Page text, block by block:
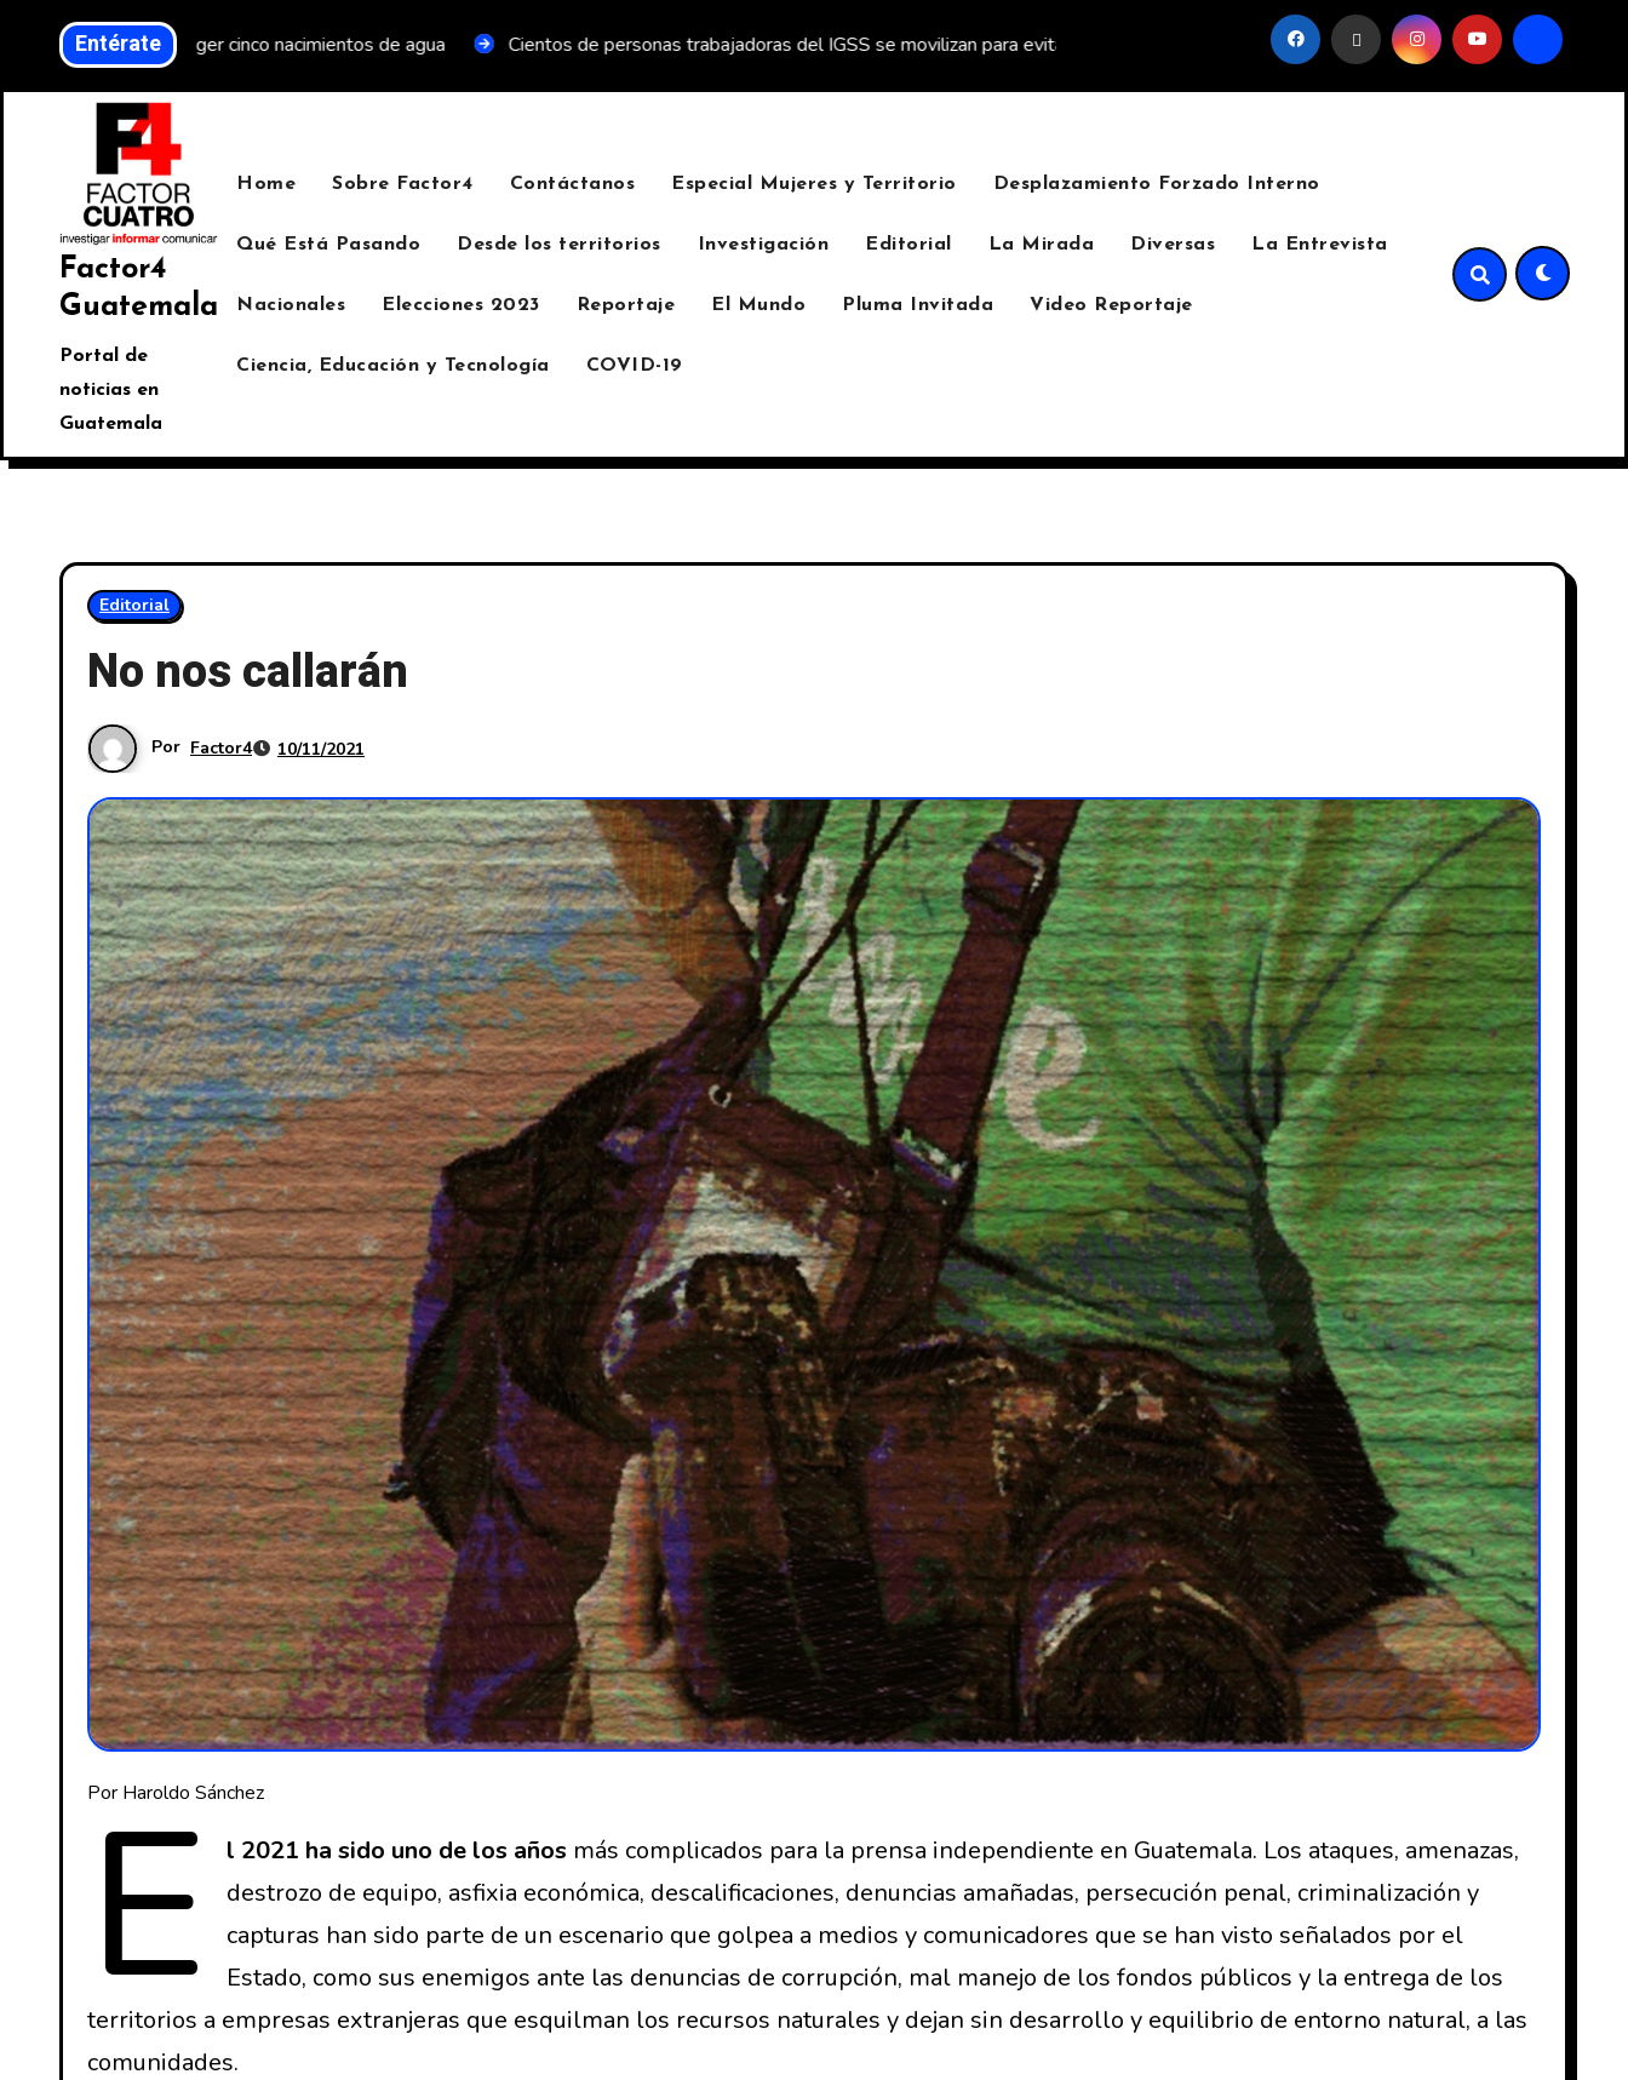
Entérate
cinco nacimientos de agua Cientos de personas trabajadoras del IGSS se movilizan para evitar descuento a favor del sindicato La invasión del cinturón verde de
Factor4
Guatemala
Portal de
noticias en
Guatemala
Home Sobre Factor4 Contáctanos Especial Mujeres y Territorio Desplazamiento Forzado Interno
Qué Está Pasando Desde los territorios Investigación Editorial La Mirada Diversas La Entrevista
Nacionales Elecciones 2023 Reportaje El Mundo Pluma Invitada Video Reportaje
Ciencia, Educación y Tecnología COVID-19
Editorial
No nos callarán
Por Factor4 10/11/2021
Por Haroldo Sánchez
E l 2021 ha sido uno de los años más complicados para la prensa independiente en Guatemala. Los ataques, amenazas,
destrozo de equipo, asfixia económica, descalificaciones, denuncias amañadas, persecución penal, criminalización y
capturas han sido parte de un escenario que golpea a medios y comunicadores que se han visto señalados por el
Estado, como sus enemigos ante las denuncias de corrupción, mal manejo de los fondos públicos y la entrega de los
territorios a empresas extranjeras que esquilman los recursos naturales y dejan sin desarrollo y equilibrio de entorno natural, a las
comunidades.